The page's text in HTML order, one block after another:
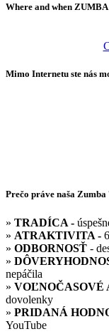
Where and when ZUMBA
Mimo Internetu ste nás
Prečo práve naša Zumba
» TRADÍCA -
» ATRAKTIVITA -
» ODBORNOSŤ -
»
nepáčila
»
dovolenky
» PRIDANÁ
YouTube